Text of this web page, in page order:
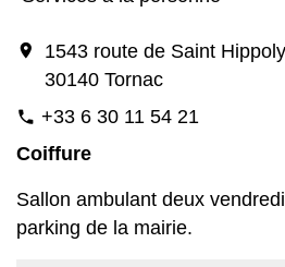
location_on
1543 route de Saint
30140 Tornac
phone +33 6 30 11 54 21
Coiffure
Sallon ambulant deux
parking de la mairie.